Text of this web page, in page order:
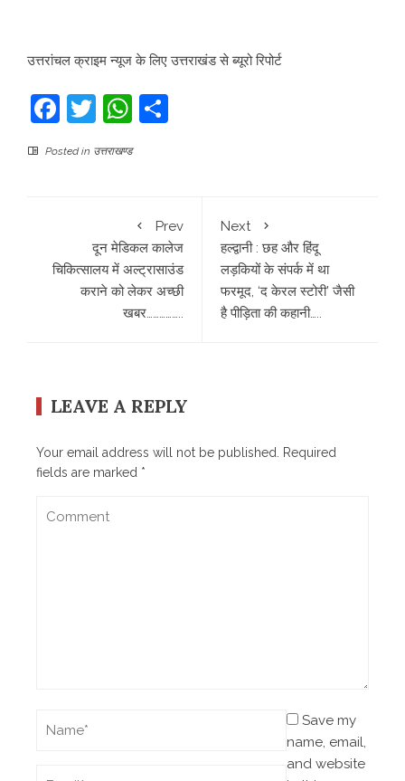
उत्तरांचल क्राइम न्यूज के लिए उत्तराखंड से ब्यूरो रिपोर्ट
Facebook
TwitterWhatsApp
Posted in उत्तराखण्ड
Prev
दून मेडिकल कालेज
चिकित्सालय में अल्ट्रासाउंड
कराने को लेकर अच्छी
खबर……………..
Next
हल्द्वानी : छह और हिंदू
लड़कियों के संपर्क में था
फरमूद, ‘द केरल स्टोरी’ जैसी
है पीड़िता की कहानी…..
LEAVE A REPLY
Your email address will not be published.
Required
fields are marked *
Save my
name, email,
and website